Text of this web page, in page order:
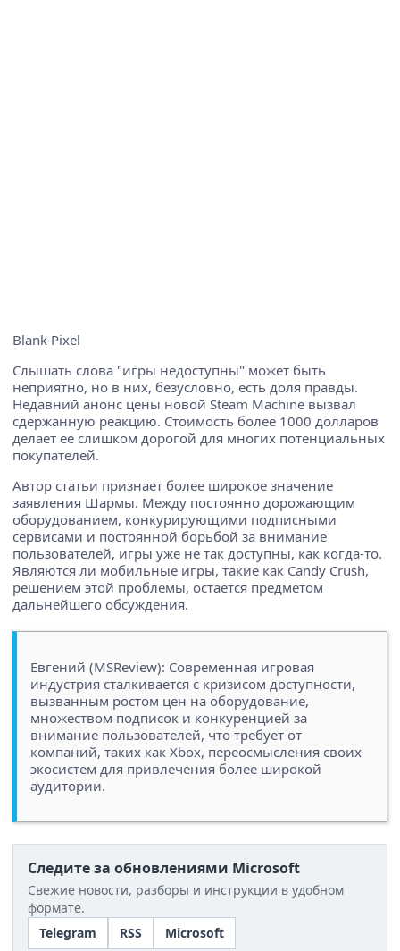
Blank Pixel
Слышать слова "игры недоступны" может быть
неприятно, но в них, безусловно, есть доля правды.
Недавний анонс цены новой Steam Machine вызвал
сдержанную реакцию. Стоимость более 1000 долларов
делает ее слишком дорогой для многих потенциальных
покупателей.
Автор статьи признает более широкое значение
заявления Шармы. Между постоянно дорожающим
оборудованием, конкурирующими подписными
сервисами и постоянной борьбой за внимание
пользователей, игры уже не так доступны, как когда-то.
Являются ли мобильные игры, такие как Candy Crush,
решением этой проблемы, остается предметом
дальнейшего обсуждения.
Евгений (MSReview): Современная игровая
индустрия сталкивается с кризисом доступности,
вызванным ростом цен на оборудование,
множеством подписок и конкуренцией за
внимание пользователей, что требует от
компаний, таких как Xbox, переосмысления своих
экосистем для привлечения более широкой
аудитории.
Следите за обновлениями Microsoft
Свежие новости, разборы и инструкции в удобном
формате.
Telegram
RSS Microsoft